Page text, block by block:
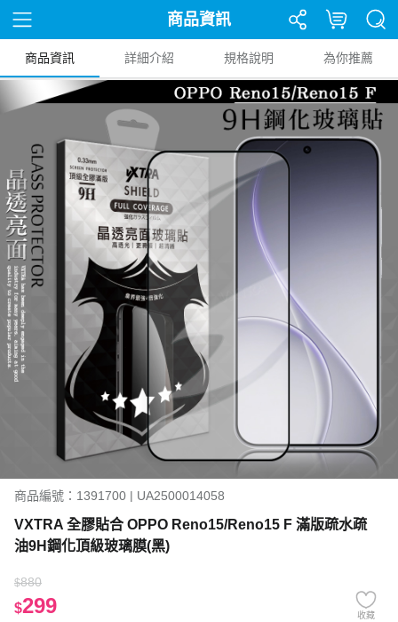
商品資訊
商品資訊 詳細介紹 規格說明 為你推薦
商品編號：1391700 | UA2500014058
VXTRA 全膠貼合 OPPO Reno15/Reno15 F 滿版疏水疏
油9H鋼化頂級玻璃膜(黑)
$880
$299 收藏